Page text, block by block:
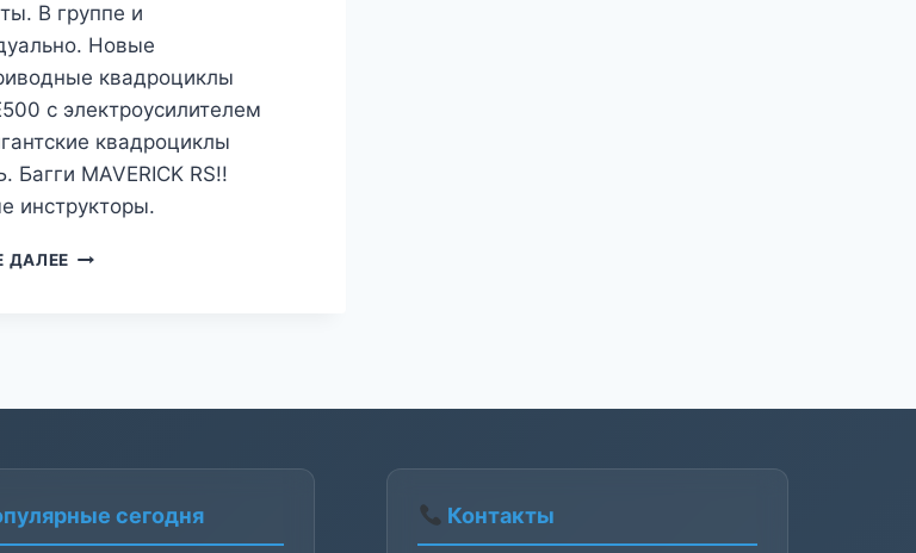
В группе и
Новые
квадроциклы
с электроусилителем
квадроциклы
MAVERICK RS!!
инструкторы.
ДАЛЕЕ QUADRODRIVE!
сегодня Контакты